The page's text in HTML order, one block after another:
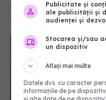
Publicitate și
ale publicității și
audienței și
Stocarea și/sau
un dispozitiv
Aflați mai multe
Datele dvs. cu caracter
informațiile de pe